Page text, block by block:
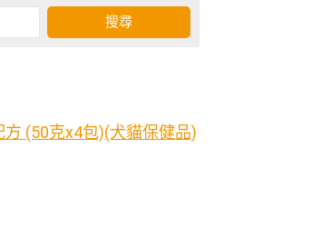
(50克x4包)(犬貓保健品)